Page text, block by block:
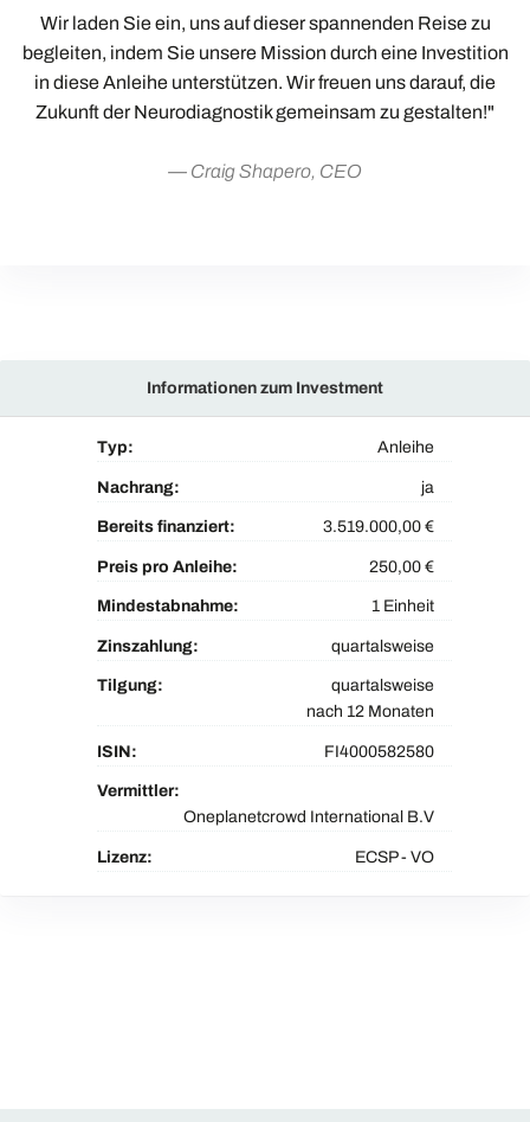
Wir laden Sie ein, uns auf dieser spannenden Reise zu
begleiten, indem Sie unsere Mission durch eine Investition
in diese Anleihe unterstützen. Wir freuen uns darauf, die
Zukunft der Neurodiagnostik gemeinsam zu gestalten!"
Craig Shapero, CEO
Informationen zum Investment
Typ: Anleihe
Nachrang: ja
Bereits finanziert: 3.519.000,00 €
Preis pro Anleihe: 250,00 €
Mindestabnahme: 1 Einheit
Zinszahlung: quartalsweise
Tilgung:
quartalsweise
nach 12 Monaten
ISIN: FI4000582580
Vermittler:
Oneplanetcrowd International B.V
Lizenz: ECSP - VO